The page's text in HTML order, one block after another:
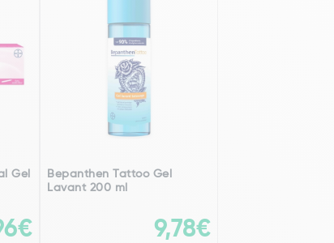
Gel
Bepanthen Tattoo Gel
Lavant 200 ml
9,78€